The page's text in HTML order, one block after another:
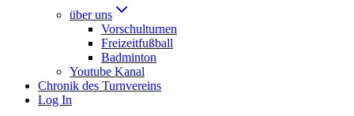
über uns
Vorschulturnen
Freizeitfußball
Badminton
Youtube Kanal
Chronik des Turnvereins
Log In